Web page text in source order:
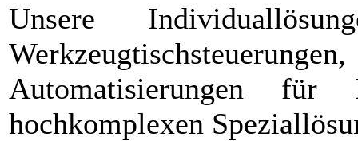
Unsere
Automatisierungen
hochkomplexen